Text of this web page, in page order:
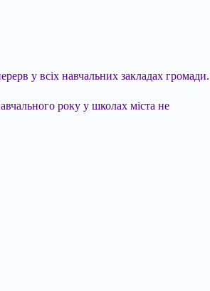
у всіх навчальних закладах громади.
року у школах міста не